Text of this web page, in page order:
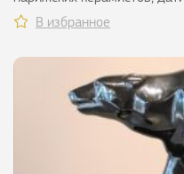
В избранное